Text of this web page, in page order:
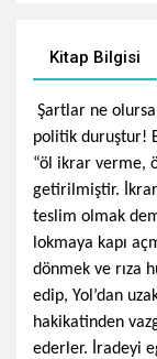
Kitap Bilgisi
Şartlar ne
politik duruştur!
“öl ikrar verme,
getirilmiştir.
teslim olmak
lokmaya kapı
dönmek ve rıza
edip, Yol’dan
hakikatinden
ederler. İradeyi